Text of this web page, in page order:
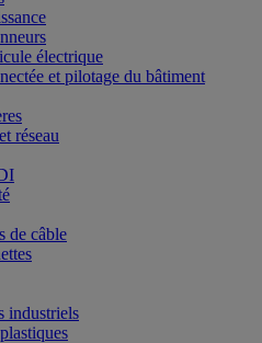
électrique
et pilotage du bâtiment
réseau
de câble
industriels